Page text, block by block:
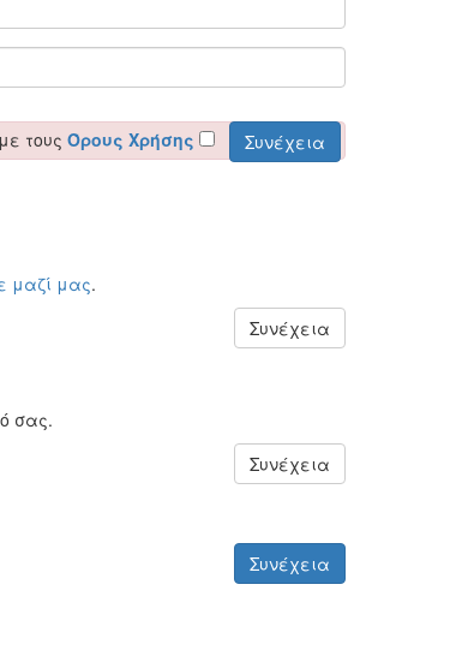
τους Όρους Χρήσης
μαζί μας.
Συνέχεια
σας.
Συνέχεια
Συνέχεια